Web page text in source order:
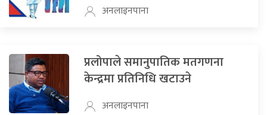
अनलाइनपाना
प्रलोपाले समानुपातिक मतगणना
केन्द्रमा प्रतिनिधि खटाउने
अनलाइनपाना